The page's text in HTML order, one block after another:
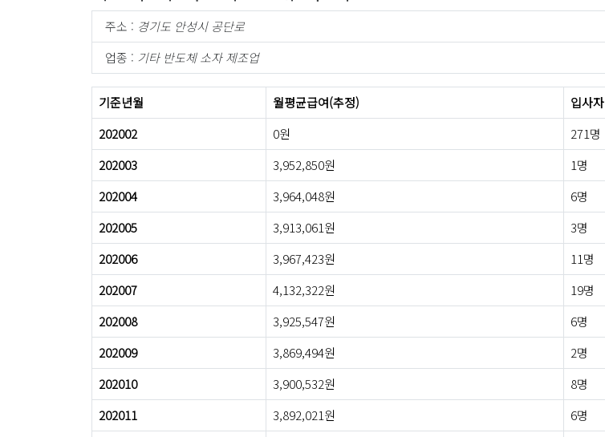
주소 : 경기도 안성시 공단로
업종 : 기타 반도체 소자 제조업
기준년월 월평균급여(추정) 입사자
202002
0원 271명
202003
3,952,850원 1명
202004
3,964,048원 6명
202005
3,913,061원 3명
202006
3,967,423원 11명
202007
4,132,322원 19명
202008
3,925,547원 6명
202009
3,869,494원 2명
202010
3,900,532원 8명
202011
3,892,021원 6명